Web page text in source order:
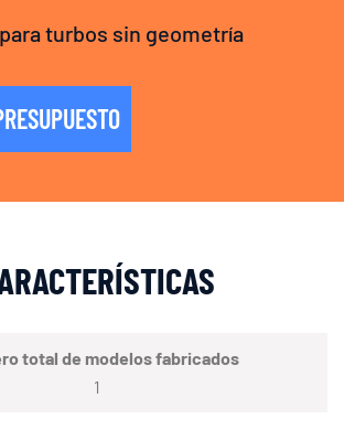
turbos sin geometría
total de modelos fabricados
1